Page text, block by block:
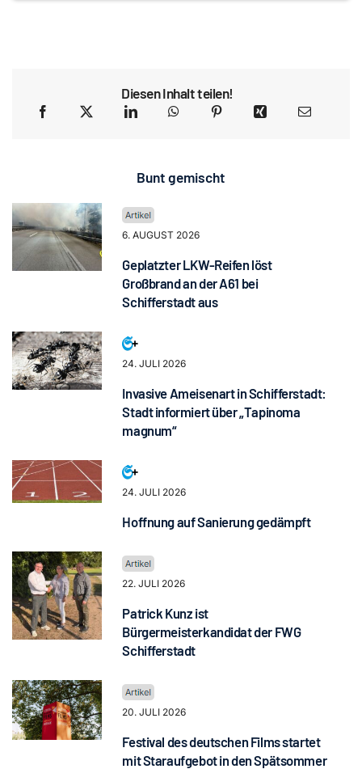
Diesen Inhalt teilen!
Bunt gemischt
6. AUGUST 2026
Geplatzter LKW-Reifen löst
Großbrand an der A61 bei
Schifferstadt aus
24. JULI 2026
Invasive Ameisenart in Schifferstadt:
Stadt informiert über „Tapinoma
magnum“
24. JULI 2026
Hoffnung auf Sanierung gedämpft
22. JULI 2026
Patrick Kunz ist
Bürgermeisterkandidat der FWG
Schifferstadt
20. JULI 2026
Festival des deutschen Films startet
mit Staraufgebot in den Spätsommer